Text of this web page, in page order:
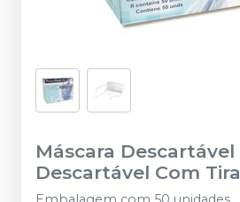
Máscara
Descartável Com